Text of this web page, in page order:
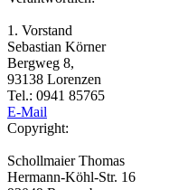
1. Vorstand
Sebastian Körner
Bergweg 8,
93138 Lorenzen
Tel.: 0941 85765
E-Mail
Copyright:
Schollmaier Thomas
Hermann-Köhl-Str. 16